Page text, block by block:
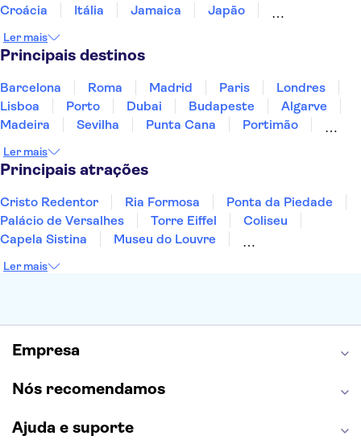
Croácia
Itália Jamaica
Japão
Portugal
Singapura
Ler mais
Principais destinos
Barcelona Roma Madrid Paris
Londres
Lisboa
Porto Dubai Budapeste
Algarve
Madeira
Sevilha Punta Cana
Portimão
Sesimbra
Ler mais
Principais atrações
Cristo Redentor Ria Formosa
Ponta da Piedade
Palácio de Versalhes
Torre Eiffel
Coliseu
Capela Sistina
Museu do Louvre
Torre de Belém
Ler mais
Empresa
Nós recomendamos
Ajuda e suporte